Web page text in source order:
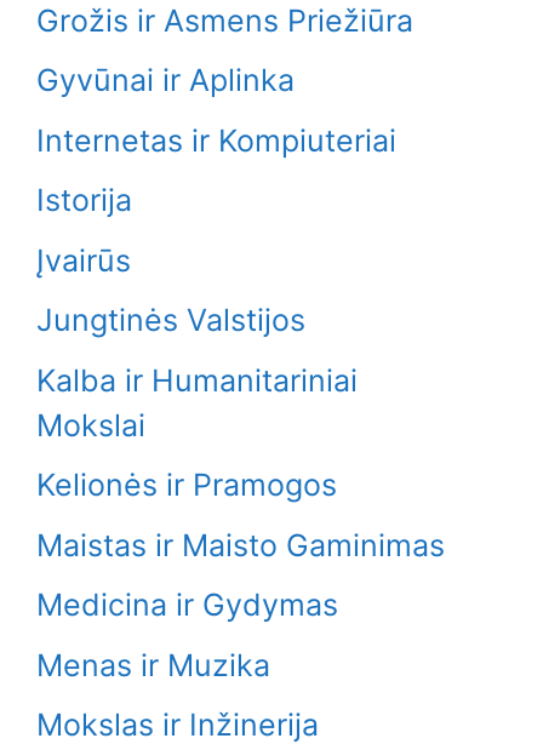
Grožis ir Asmens Priežiūra
Gyvūnai ir Aplinka
Internetas ir Kompiuteriai
Istorija
Įvairūs
Jungtinės Valstijos
Kalba ir Humanitariniai
Mokslai
Kelionės ir Pramogos
Maistas ir Maisto Gaminimas
Medicina ir Gydymas
Menas ir Muzika
Mokslas ir Inžinerija